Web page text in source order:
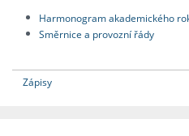
Harmonogram akademického
Směrnice a provozní řády
Zápisy